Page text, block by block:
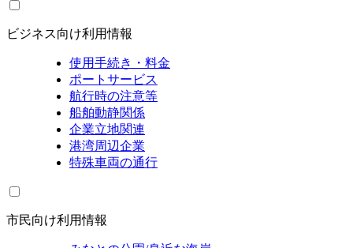
ビジネス向け利用情報
使用手続き・料金
ポートサービス
航行時の注意等
船舶動静関係
企業立地関連
港湾周辺企業
特殊車両の通行
市民向け利用情報